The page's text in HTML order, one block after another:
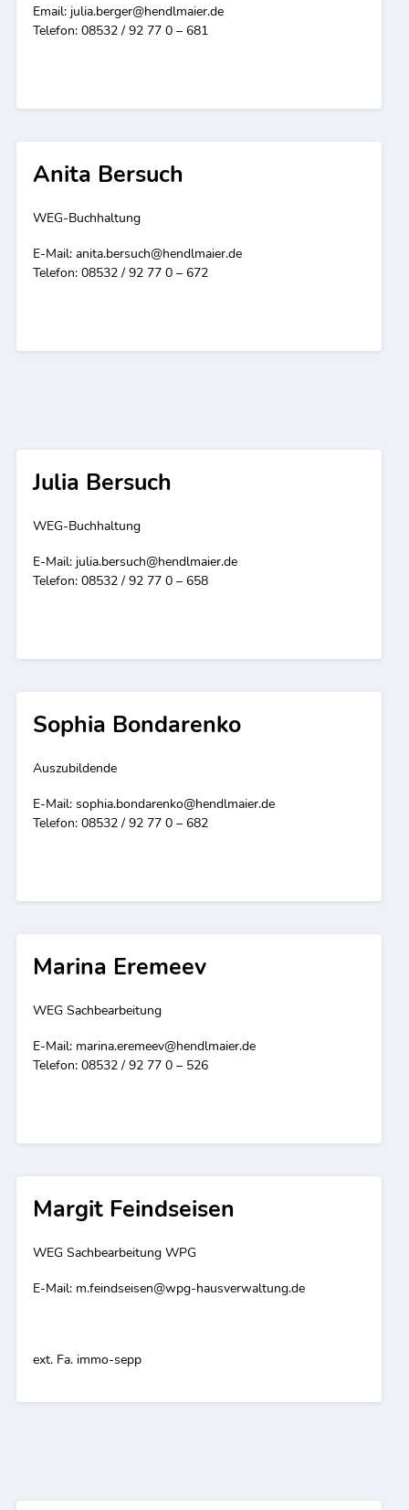
Email: julia.berger@hendlmaier.de
Telefon: 08532 / 92 77 0 – 681
Anita Bersuch
WEG-Buchhaltung
E-Mail: anita.bersuch@hendlmaier.de
Telefon: 08532 / 92 77 0 – 672
Julia Bersuch
WEG-Buchhaltung
E-Mail: julia.bersuch@hendlmaier.de
Telefon: 08532 / 92 77 0 – 658
Sophia Bondarenko
Auszubildende
E-Mail: sophia.bondarenko@hendlmaier.de
Telefon: 08532 / 92 77 0 – 682
Marina Eremeev
WEG Sachbearbeitung
E-Mail: marina.eremeev@hendlmaier.de
Telefon: 08532 / 92 77 0 – 526
Margit Feindseisen
WEG Sachbearbeitung WPG
E-Mail: m.feindseisen@wpg-hausverwaltung.de
ext. Fa. immo-sepp